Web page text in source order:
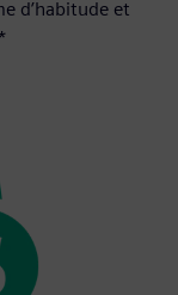
d’habitude et